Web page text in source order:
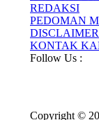
REDAKSI
PEDOMAN
DISCLAIMER
KONTAK
Follow Us :
Copyright ©